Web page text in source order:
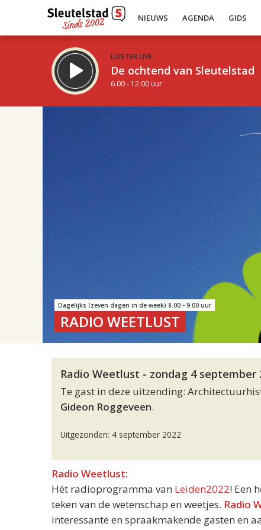
NIEUWS AGENDA GIDS
LUISTER LIVE:
De ochtend van Sleutelstad
6.00 - 12.00 uur
Dagelijks (zeven dagen in de week) 8.00 - 9.00 uur
RADIO WEETLUST
Radio Weetlust - zondag 4 september
Te gast in deze uitzending:
Gideon Roggeveen.
Uitgezonden: 4 september 2022
Radio Weetlust:
Hét radioprogramma van Leiden2022! Een
teken van de wetenschap en weetjes. Radio
interessante en spraakmakende gasten en